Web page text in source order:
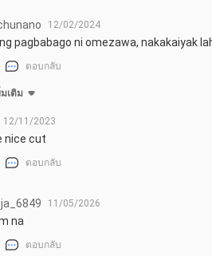
12/02/2024
pagbabago ni omezawa, nakakaiyak
ตอบกลับ
เติม
12/11/2023
nice cut
ตอบกลับ
11/05/2026
na
ตอบกลับ